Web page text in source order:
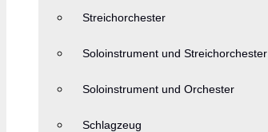
Streichorchester
Soloinstrument und Streichorchester
Soloinstrument und Orchester
Schlagzeug